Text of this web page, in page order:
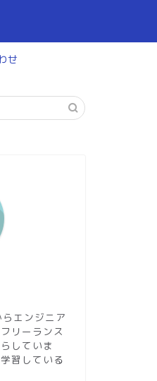
せ
エンジニア
リーランス
していま
習している